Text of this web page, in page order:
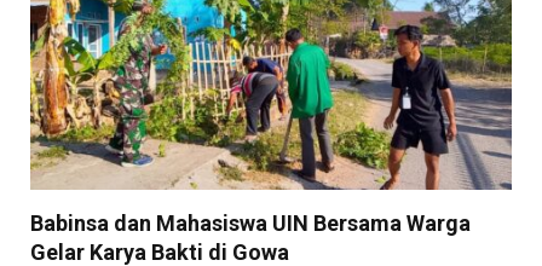
Babinsa dan Mahasiswa UIN Bersama Warga
Gelar Karya Bakti di Gowa